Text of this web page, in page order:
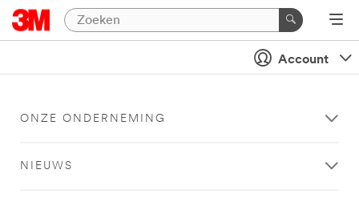
Account
ONZE ONDERNEMING
NIEUWS